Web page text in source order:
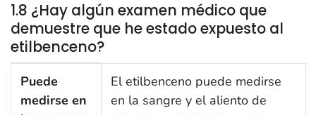
1.8 ¿Hay algún examen médico que
demuestre que he estado expuesto al
etilbenceno?
Puede
medirse en
El etilbenceno puede medirse
en la sangre y el aliento de